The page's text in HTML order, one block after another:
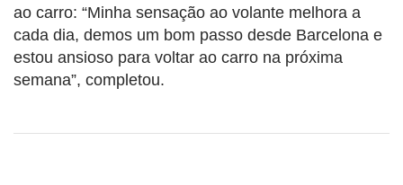
ao carro: “Minha sensação ao volante melhora a
cada dia, demos um bom passo desde Barcelona e
estou ansioso para voltar ao carro na próxima
semana”, completou.